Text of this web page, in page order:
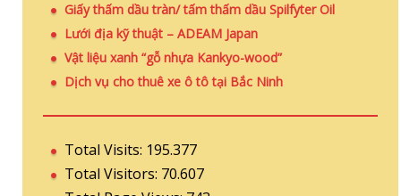
Giấy thấm dầu tràn/ tấm thấm dầu Spilfyter Oil
Lưới địa kỹ thuật – ADEAM Japan
Vật liệu xanh “gỗ nhựa Kankyo-wood”
Dịch vụ cho thuê xe ô tô tại Bắc Ninh
Total Visits: 195.377
Total Visitors: 70.607